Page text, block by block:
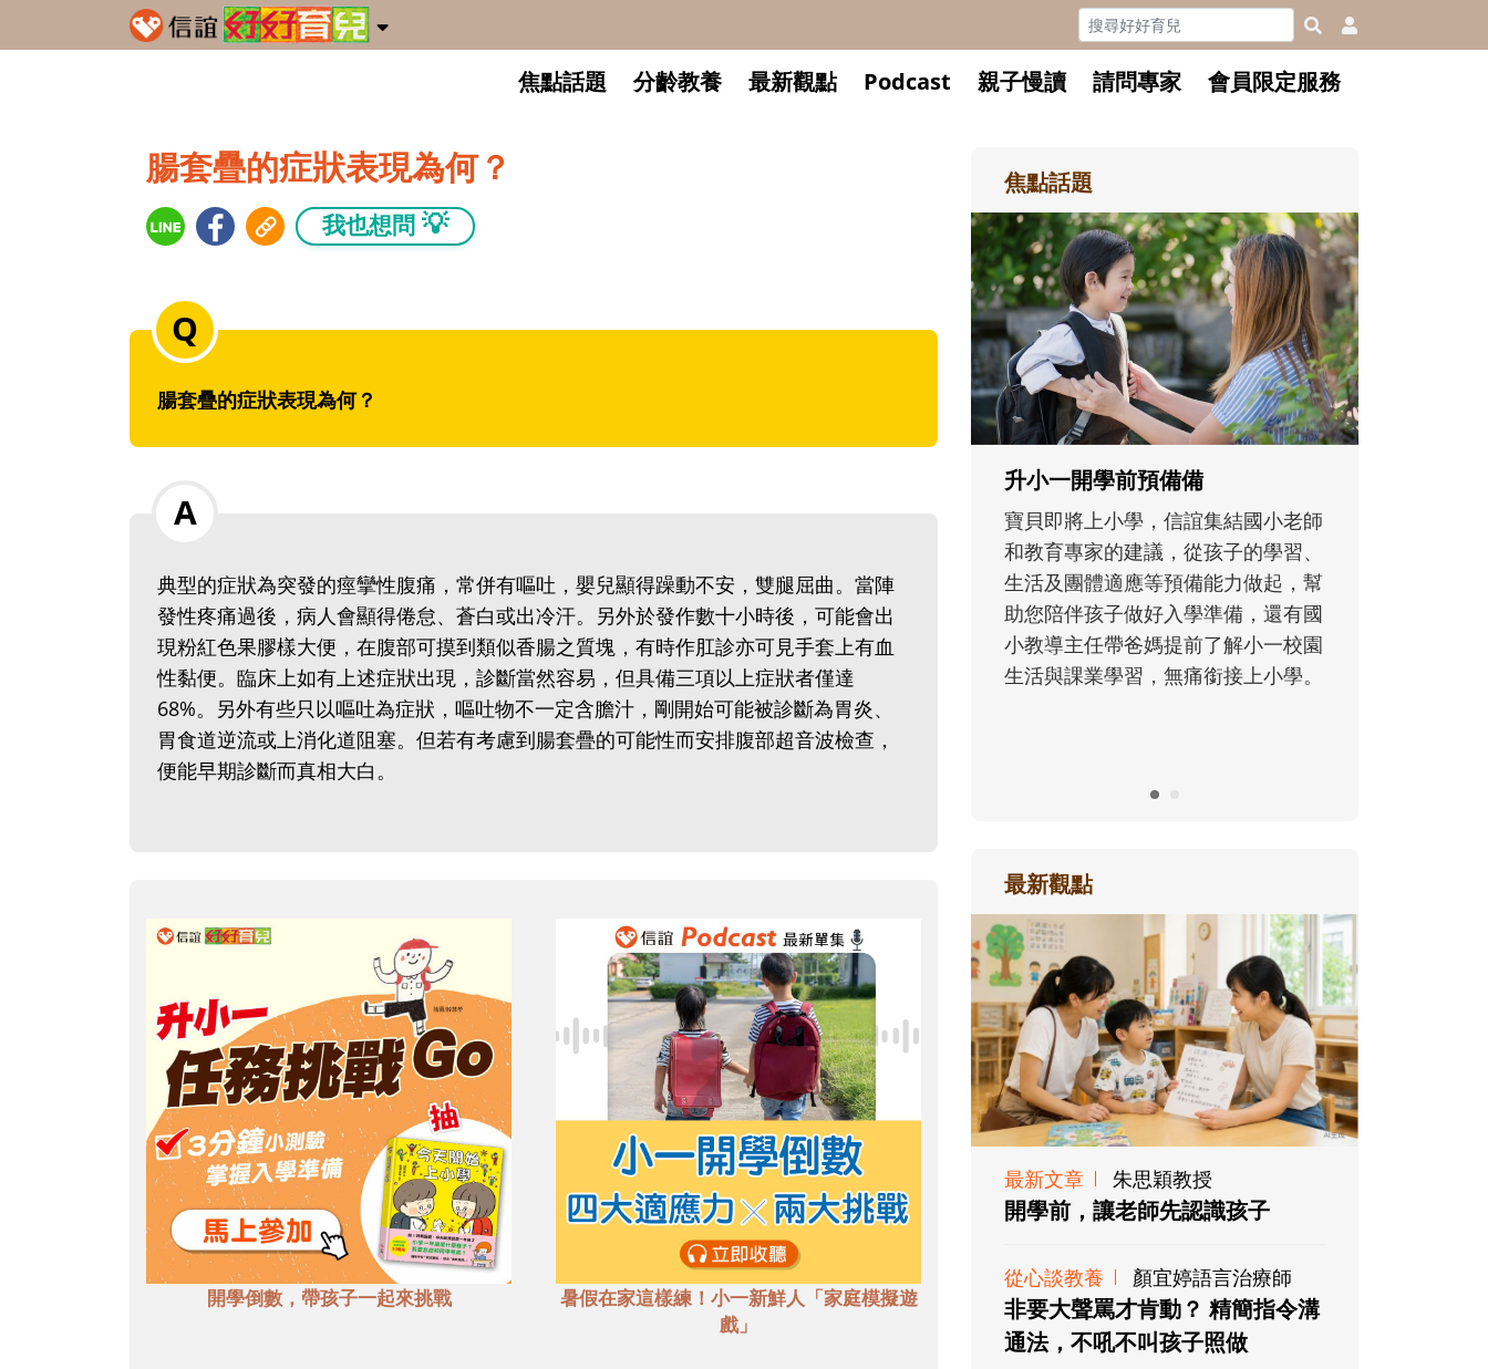
焦點話題 分齡教養 最新觀點 Podcast 親子慢讀 請問專家 會員限定服務
腸套疊的症狀表現為何？
我也想問 💡
腸套疊的症狀表現為何？
典型的症狀為突發的痙攣性腹痛，常併有嘔吐，嬰兒顯得躁動不安，雙腿屈曲。當陣
發性疼痛過後，病人會顯得倦怠、蒼白或出冷汗。另外於發作數十小時後，可能會出
現粉紅色果膠樣大便，在腹部可摸到類似香腸之質塊，有時作肛診亦可見手套上有血
性黏便。臨床上如有上述症狀出現，診斷當然容易，但具備三項以上症狀者僅達
68%。另外有些只以嘔吐為症狀，嘔吐物不一定含膽汁，剛開始可能被診斷為胃炎、
胃食道逆流或上消化道阻塞。但若有考慮到腸套疊的可能性而安排腹部超音波檢查，
便能早期診斷而真相大白。
開學倒數，帶孩子一起來挑戰
暑假在家這樣練！小一新鮮人「家庭模擬遊
戲」
焦點話題
寶貝即將上小學，信誼集結國小老師
和教育專家的建議，從孩子的學習、
生活及團體適應等預備能力做起，幫
助您陪伴孩子做好入學準備，還有國
小教導主任帶爸媽提前了解小一校園
生活與課業學習，無痛銜接上小學。
和孩子一起長大的那個男人│讀
懂父親的不同模樣
沒有人天生就擅長當爸爸！男人總是
在一次次「前所未有」的體驗中，跟
著孩子一起長大。從給予安全感的肢
體遊戲，到獨立自主、角色認同及解
決問題的能力養成。爸爸正嘗試用不
同的模樣，參與孩子每個重要的成長
歷程。
最新觀點
最新文章 朱思穎教授
開學前，讓老師先認識孩子
從心談教養 顏宜婷語言治療師
非要大聲罵才肯動？ 精簡指令溝
通法，不吼不叫孩子照做